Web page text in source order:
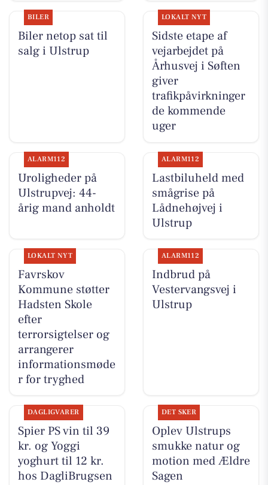
BILER
Biler netop sat til
salg i Ulstrup
LOKALT NYT
Sidste etape af
vejarbejdet på
Århusvej i Søften
giver
trafikpåvirkninger
de kommende
uger
ALARM112
Uroligheder på
Ulstrupvej: 44-
årig mand anholdt
ALARM112
Lastbiluheld med
smågrise på
Lådnehøjvej i
Ulstrup
LOKALT NYT
Favrskov
Kommune støtter
Hadsten Skole
efter
terrorsigtelser og
arrangerer
informationsmøde
r for tryghed
ALARM112
Indbrud på
Vestervangsvej i
Ulstrup
DAGLIGVARER
Spier PS vin til 39
kr. og Yoggi
yoghurt til 12 kr.
hos DagliBrugsen
DET SKER
Oplev Ulstrups
smukke natur og
motion med Ældre
Sagen